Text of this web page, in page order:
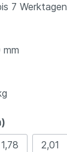
7 Werktagen
1,78 2,01